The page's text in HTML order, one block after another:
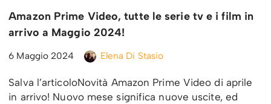
Amazon Prime Video, tutte le serie tv e i film in
arrivo a Maggio 2024!
6 Maggio 2024 Elena Di Stasio
Salva l’articoloNovità Amazon Prime Video di aprile
in arrivo! Nuovo mese significa nuove uscite, ed